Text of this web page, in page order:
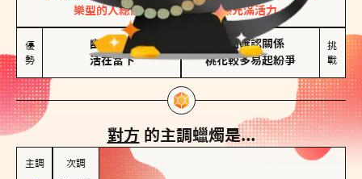
樂型的人總能帶來樂趣，讓關係充滿活力。
優
勢
幽默風趣
活在當下
害怕確認關係
桃花較多易起紛爭
挑
戰
對方 的主調蠟燭是...
主調 次調